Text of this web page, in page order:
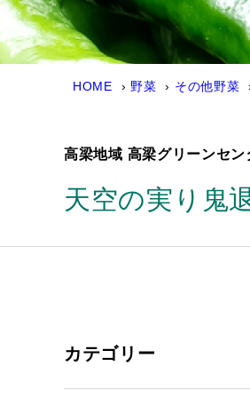
HOME 野菜 その他野菜
高梁地域 高梁グリーンセン
天空の実り鬼
カテゴリー